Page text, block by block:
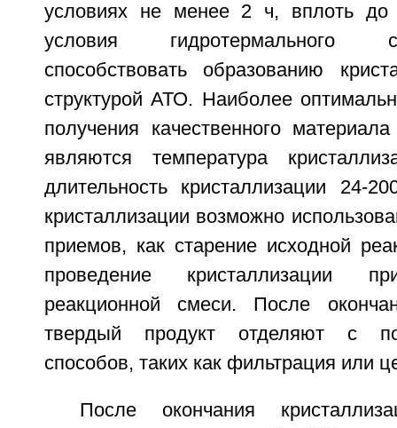
условиях не менее 2 ч, вплоть
условия гидротермального
способствовать образованию
структурой АТО. Наиболее
получения качественного
являются температура
длительность кристаллизации 24-
кристаллизации возможно
приемов, как старение исходной
проведение кристаллизации
реакционной смеси. После
твердый продукт отделяют с
способов, таких как фильтрация или
После окончания